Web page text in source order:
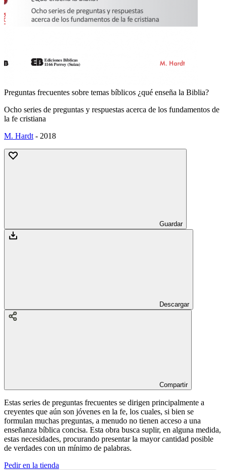
Preguntas frecuentes sobre temas bíblicos ¿qué enseña la Biblia?
Ocho series de preguntas y respuestas acerca de los fundamentos de
la fe cristiana
M. Hardt - 2018
Guardar
Descargar
Compartir
Estas series de preguntas frecuentes se dirigen principalmente a
creyentes que aún son jóvenes en la fe, los cuales, si bien se
formulan muchas preguntas, a menudo no tienen acceso a una
enseñanza bíblica concisa. Esta obra busca suplir, en alguna medida,
estas necesidades, procurando presentar la mayor cantidad posible
de verdades con un mínimo de palabras.
Pedir en la tienda